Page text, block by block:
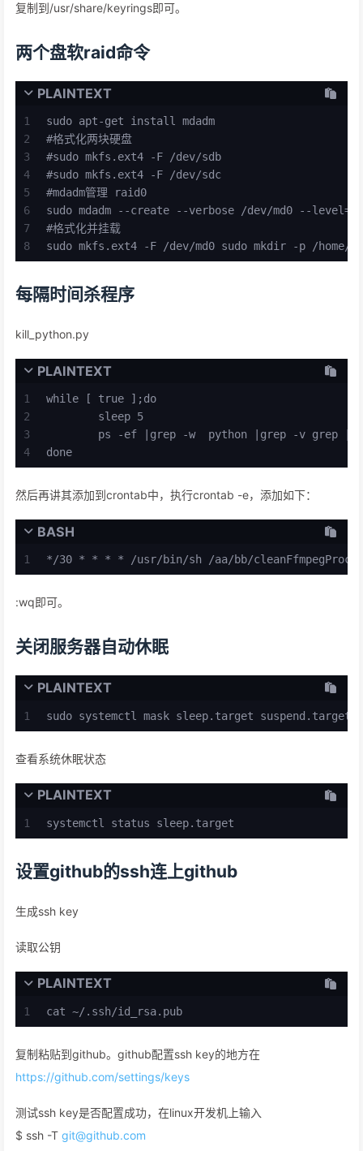
复制到/usr/share/keyrings即可。
两个盘软raid命令
PLAINTEXT
1
2
3
4
5
6
7
8
sudo apt-get install mdadm
#格式化两块硬盘
#sudo mkfs.ext4 -F /dev/sdb
#sudo mkfs.ext4 -F /dev/sdc
#mdadm管理 raid0
sudo mdadm --create --verbose /dev/md0 --
#格式化并挂载
sudo mkfs.ext4 -F /dev/md0 sudo mkdir -p /home/
每隔时间杀程序
kill_python.py
PLAINTEXT
1
2
3
4
while [ true ];do
	sleep 5
ps -ef |grep -w  python |grep -v grep |
done
然后再讲其添加到crontab中，执行crontab -e，添加如下：
BASH
1 */30 * * * * /usr/bin/sh /aa/bb/
:wq即可。
关闭服务器自动休眠
PLAINTEXT
1 sudo systemctl mask sleep.target
查看系统休眠状态
PLAINTEXT
1 systemctl status sleep.target
设置github的ssh连上github
生成ssh key
读取公钥
PLAINTEXT
1 cat ~/.ssh/id_rsa.pub
复制粘贴到github。github配置ssh key的地方在
https://github.com/settings/keys
测试ssh key是否配置成功，在linux开发机上输入
$ ssh -T git@github.com